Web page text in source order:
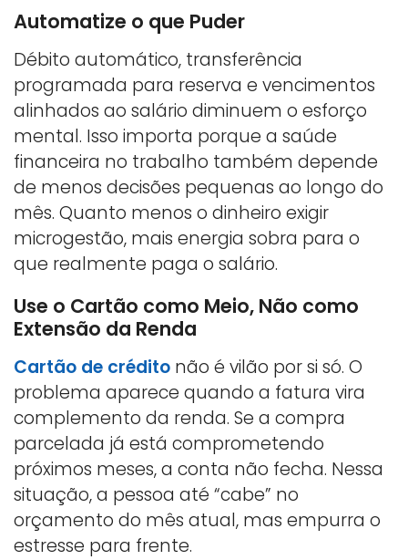
Automatize o que Puder
Débito automático, transferência
programada para reserva e vencimentos
alinhados ao salário diminuem o esforço
mental. Isso importa porque a saúde
financeira no trabalho também depende
de menos decisões pequenas ao longo do
mês. Quanto menos o dinheiro exigir
microgestão, mais energia sobra para o
que realmente paga o salário.
Use o Cartão como Meio, Não como
Extensão da Renda
Cartão de crédito não é vilão por si só. O
problema aparece quando a fatura vira
complemento da renda. Se a compra
parcelada já está comprometendo
próximos meses, a conta não fecha. Nessa
situação, a pessoa até “cabe” no
orçamento do mês atual, mas empurra o
estresse para frente.